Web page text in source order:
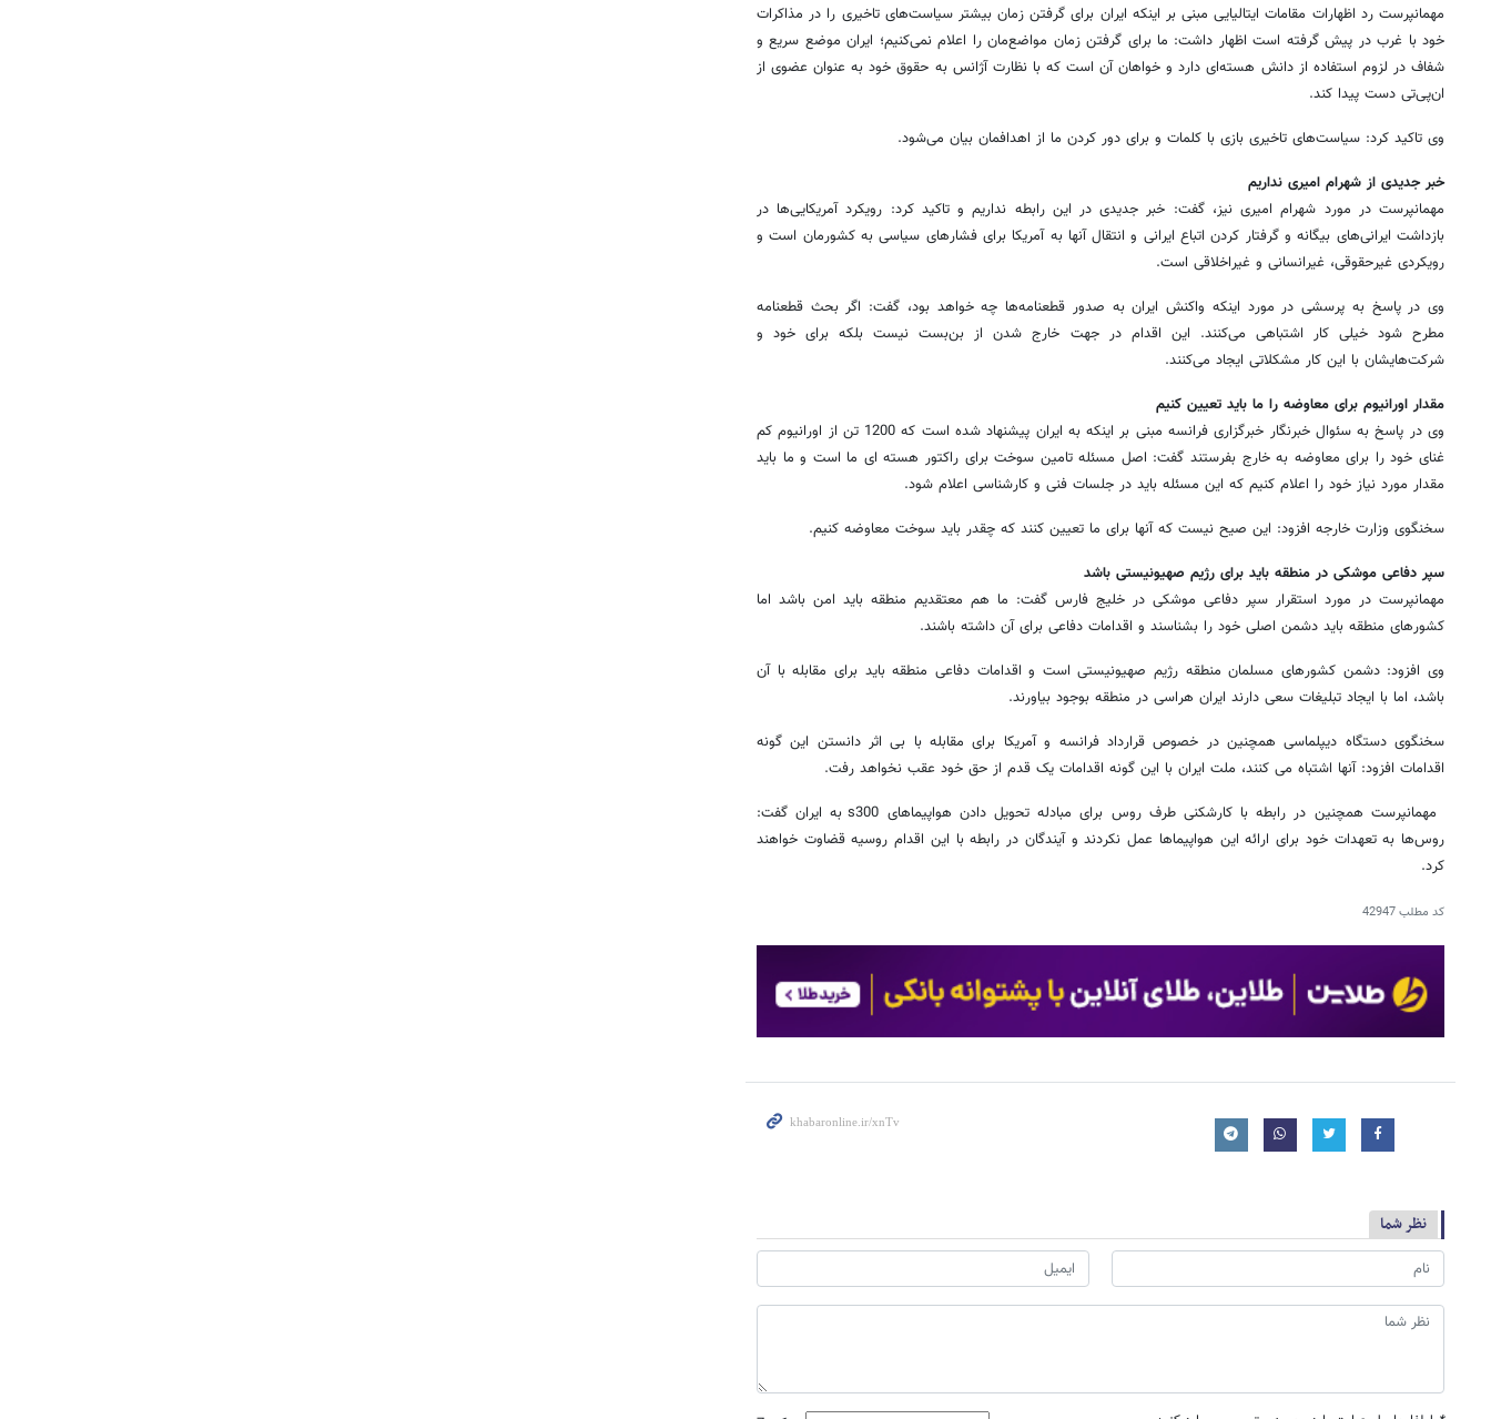
مهمانپرست رد اظهارات مقامات ایتالیایی مبنی بر اینکه ایران برای گرفتن زمان بیشتر سیاست‌های تاخیری را در مذاکرات
خود با غرب در پیش گرفته است اظهار داشت: ما برای گرفتن زمان مواضع‌مان را اعلام نمی‌کنیم؛ ایران موضع سریع و
شفاف در لزوم استفاده از دانش هسته‌ای دارد و خواهان آن است که با نظارت آژانس به حقوق خود به عنوان عضوی از
ان‌پی‌تی دست پیدا کند.
وی تاکید کرد: سیاست‌های تاخیری بازی با کلمات و برای دور کردن ما از اهدافمان بیان می‌شود.
خبر جدیدی از شهرام امیری نداریم
مهمانپرست در مورد شهرام امیری نیز، گفت: خبر جدیدی در این رابطه نداریم و تاکید کرد: رویکرد آمریکایی‌ها در
بازداشت ایرانی‌های بیگانه و گرفتار کردن اتباع ایرانی و انتقال آنها به آمریکا برای فشارهای سیاسی به کشورمان است و
رویکردی غیرحقوقی، غیرانسانی و غیراخلاقی است.
وی در پاسخ به پرسشی در مورد اینکه واکنش ایران به صدور قطعنامه‌ها چه خواهد بود، گفت: اگر بحث قطعنامه
مطرح شود خیلی کار اشتباهی می‌کنند. این اقدام در جهت خارج شدن از بن‌بست نیست بلکه برای خود و
شرکت‌هایشان با این کار مشکلاتی ایجاد می‌کنند.
مقدار اورانیوم برای معاوضه را ما باید تعیین کنیم
وی در پاسخ به سئوال خبرنگار خبرگزاری فرانسه مبنی بر اینکه به ایران پیشنهاد شده است که 1200 تن از اورانیوم کم
غنای خود را برای معاوضه به خارج بفرستند گفت: اصل مسئله تامین سوخت برای راکتور هسته ای ما است و ما باید
مقدار مورد نیاز خود را اعلام کنیم که این مسئله باید در جلسات فنی و کارشناسی اعلام شود.
سخنگوی وزارت خارجه افزود: این صیح نیست که آنها برای ما تعیین کنند که چقدر باید سوخت معاوضه کنیم.
سپر دفاعی موشکی در منطقه باید برای رژیم صهیونیستی باشد
مهمانپرست در مورد استقرار سپر دفاعی موشکی در خلیج فارس گفت: ما هم معتقدیم منطقه باید امن باشد اما
کشورهای منطقه باید دشمن اصلی خود را بشناسند و اقدامات دفاعی برای آن داشته باشند.
وی افزود: دشمن کشورهای مسلمان منطقه رژیم صهیونیستی است و اقدامات دفاعی منطقه باید برای مقابله با آن
باشد، اما با ایجاد تبلیغات سعی دارند ایران هراسی در منطقه بوجود بیاورند.
سخنگوی دستگاه دیپلماسی همچنین در خصوص قرارداد فرانسه و آمریکا برای مقابله با بی اثر دانستن این گونه
اقدامات افزود: آنها اشتباه می کنند، ملت ایران با این گونه اقدامات یک قدم از حق خود عقب نخواهد رفت.
مهمانپرست همچنین در رابطه با کارشکنی طرف روس برای مبادله تحویل دادن هواپیماهای s300 به ایران گفت:
روس‌ها به تعهدات خود برای ارائه این هواپیماها عمل نکردند و آیندگان در رابطه با این اقدام روسیه قضاوت خواهند
کرد.
کد مطلب42947
نظر شما